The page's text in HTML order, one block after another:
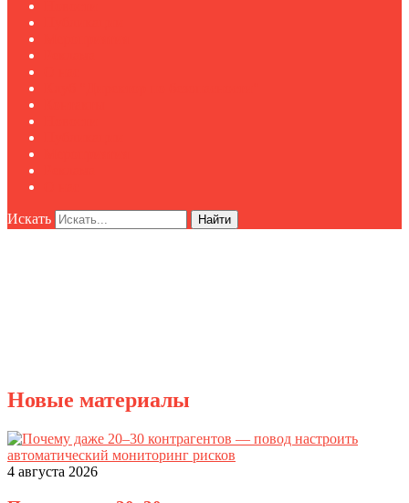
Искать Найти
Новые материалы
4 августа 2026